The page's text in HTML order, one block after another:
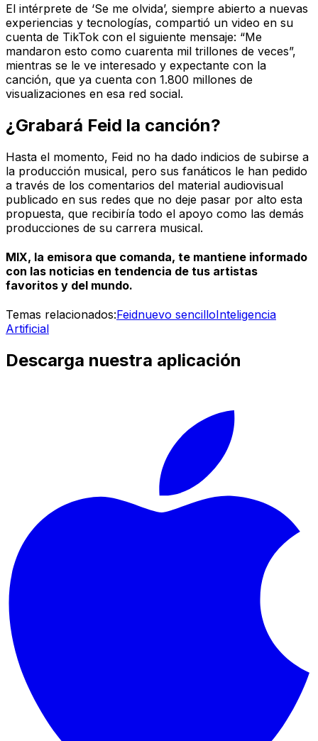
El intérprete de ‘Se me olvida’, siempre abierto a nuevas
experiencias y tecnologías, compartió un video en su
cuenta de TikTok con el siguiente mensaje: “Me
mandaron esto como cuarenta mil trillones de veces”,
mientras se le ve interesado y expectante con la
canción, que ya cuenta con 1.800 millones de
visualizaciones en esa red social.
¿Grabará Feid la canción?
Hasta el momento, Feid no ha dado indicios de subirse a
la producción musical, pero sus fanáticos le han pedido
a través de los comentarios del material audiovisual
publicado en sus redes que no deje pasar por alto esta
propuesta, que recibiría todo el apoyo como las demás
producciones de su carrera musical.
MIX, la emisora que comanda, te mantiene informado
con las noticias en tendencia de tus artistas
favoritos y del mundo.
Temas relacionados:Feidnuevo sencilloInteligencia
Artificial
Descarga nuestra aplicación